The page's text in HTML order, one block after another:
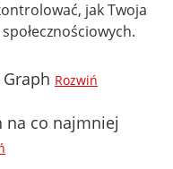
jak Twoja
Rozwiń
na co najmniej